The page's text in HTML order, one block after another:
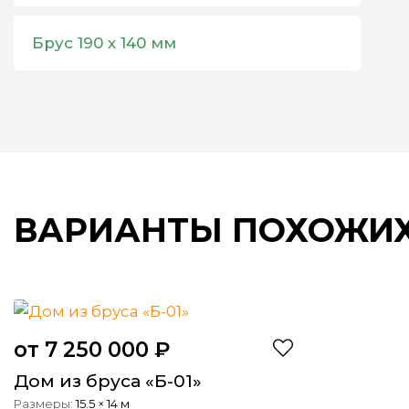
Брус 190 х 140 мм
ВАРИАНТЫ
от 7 250 000 ₽
Дом из бруса «Б-01»
15.5 × 14 м